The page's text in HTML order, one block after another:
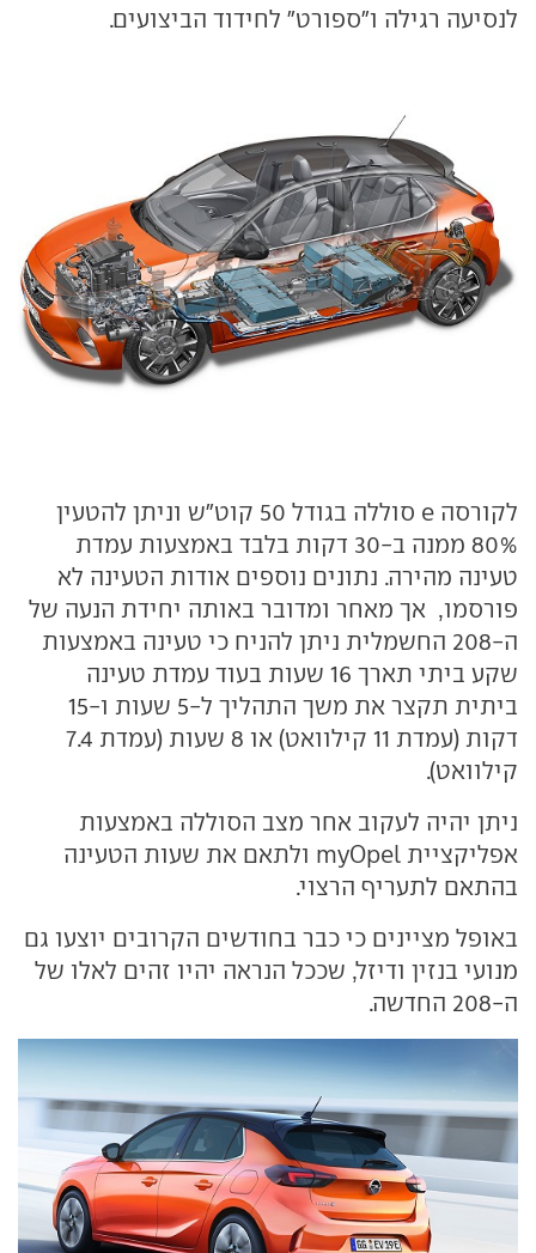
לנסיעה רגילה ו"ספורט" לחידוד הביצועים.
לקורסה e סוללה בגודל 50 קוט"ש וניתן להטעין
80% ממנה ב-30 דקות בלבד באמצעות עמדת
טעינה מהירה. נתונים נוספים אודות הטעינה לא
פורסמו, אך מאחר ומדובר באותה יחידת הנעה של
ה-208 החשמלית ניתן להניח כי טעינה באמצעות
שקע ביתי תארך 16 שעות בעוד עמדת טעינה
ביתית תקצר את משך התהליך ל-5 שעות ו-15
דקות (עמדת 11 קילוואט) או 8 שעות (עמדת 7.4
קילוואט).
ניתן יהיה לעקוב אחר מצב הסוללה באמצעות
אפליקציית myOpel ולתאם את שעות הטעינה
בהתאם לתעריף הרצוי.
באופל מציינים כי כבר בחודשים הקרובים יוצעו גם
מנועי בנזין ודיזל, שככל הנראה יהיו זהים לאלו של
ה-208 החדשה.